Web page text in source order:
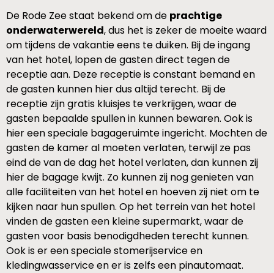
De Rode Zee staat bekend om de prachtige
onderwaterwereld, dus het is zeker de moeite waard
om tijdens de vakantie eens te duiken. Bij de ingang
van het hotel, lopen de gasten direct tegen de
receptie aan. Deze receptie is constant bemand en
de gasten kunnen hier dus altijd terecht. Bij de
receptie zijn gratis kluisjes te verkrijgen, waar de
gasten bepaalde spullen in kunnen bewaren. Ook is
hier een speciale bagageruimte ingericht. Mochten de
gasten de kamer al moeten verlaten, terwijl ze pas
eind de van de dag het hotel verlaten, dan kunnen zij
hier de bagage kwijt. Zo kunnen zij nog genieten van
alle faciliteiten van het hotel en hoeven zij niet om te
kijken naar hun spullen. Op het terrein van het hotel
vinden de gasten een kleine supermarkt, waar de
gasten voor basis benodigdheden terecht kunnen.
Ook is er een speciale stomerijservice en
kledingwasservice en er is zelfs een pinautomaat.